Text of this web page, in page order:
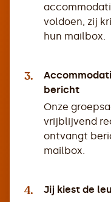
voldoen, zij
hun mailbox.
3.
bericht
Onze
vrijblijvend
ontvangt
mailbox.
4.
Jij kiest de